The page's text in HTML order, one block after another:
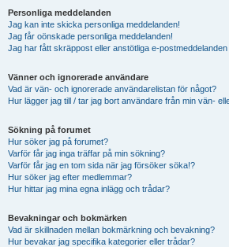
Personliga meddelanden
Jag kan inte skicka personliga meddelanden!
Jag får oönskade personliga meddelanden!
Jag har fått skräppost eller anstötliga e-
Vänner och ignorerade användare
Vad är vän- och ignorerade användarelistan för något?
Hur lägger jag till / tar jag bort användare från min vän-
Sökning på forumet
Hur söker jag på forumet?
Varför får jag inga träffar på min sökning?
Varför får jag en tom sida när jag försöker söka!?
Hur söker jag efter medlemmar?
Hur hittar jag mina egna inlägg och trådar?
Bevakningar och bokmärken
Vad är skillnaden mellan bokmärkning och bevakning?
Hur bevakar jag specifika kategorier eller trådar?